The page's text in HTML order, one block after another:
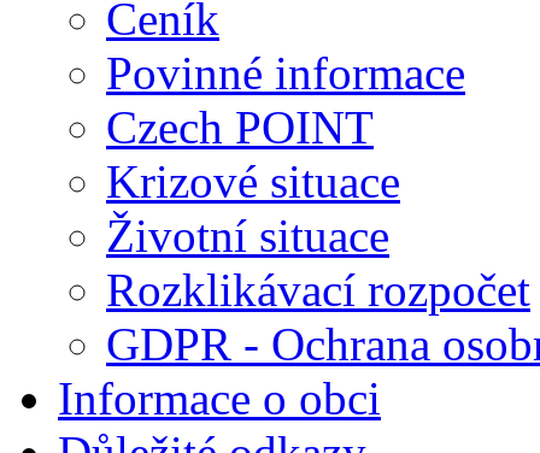
Ceník
Povinné informace
Czech POINT
Krizové situace
Životní situace
Rozklikávací rozpočet
GDPR - Ochrana
Informace o obci